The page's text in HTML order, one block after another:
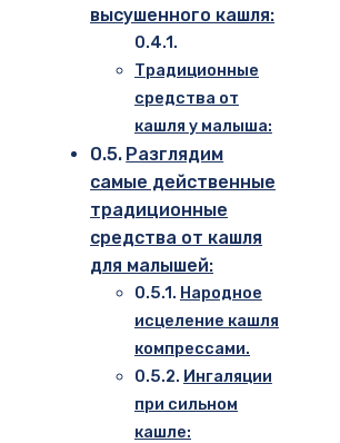
высушенного кашля:
Традиционные
средства от
кашля у малыша:
Разглядим
самые действенные
традиционные
средства от кашля
для малышей:
Народное
исцеление кашля
компрессами.
Ингаляции
при сильном
кашле: